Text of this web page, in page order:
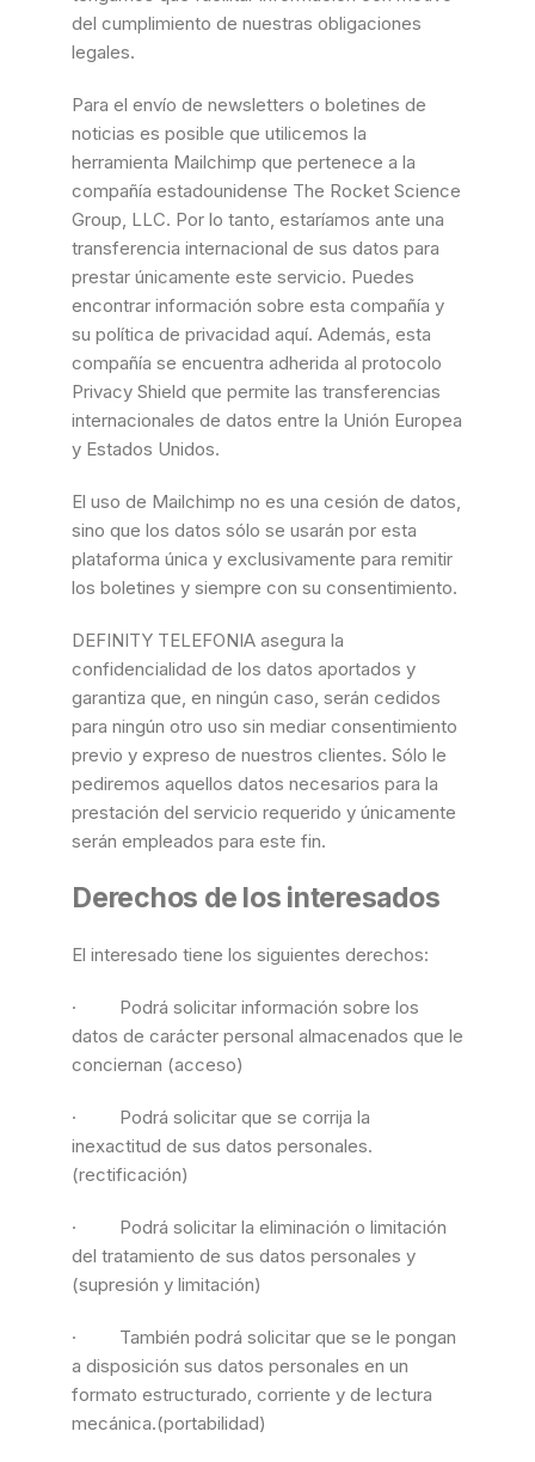
del cumplimiento de nuestras obligaciones
legales.
Para el envío de newsletters o boletines de
noticias es posible que utilicemos la
herramienta Mailchimp que pertenece a la
compañía estadounidense The Rocket Science
Group, LLC. Por lo tanto, estaríamos ante una
transferencia internacional de sus datos para
prestar únicamente este servicio. Puedes
encontrar información sobre esta compañía y
su política de privacidad aquí. Además, esta
compañía se encuentra adherida al protocolo
Privacy Shield que permite las transferencias
internacionales de datos entre la Unión Europea
y Estados Unidos.
El uso de Mailchimp no es una cesión de datos,
sino que los datos sólo se usarán por esta
plataforma única y exclusivamente para remitir
los boletines y siempre con su consentimiento.
DEFINITY TELEFONIA asegura la
confidencialidad de los datos aportados y
garantiza que, en ningún caso, serán cedidos
para ningún otro uso sin mediar consentimiento
previo y expreso de nuestros clientes. Sólo le
pediremos aquellos datos necesarios para la
prestación del servicio requerido y únicamente
serán empleados para este fin.
Derechos de los interesados
El interesado tiene los siguientes derechos:
· Podrá solicitar información sobre los
datos de carácter personal almacenados que le
conciernan (acceso)
· Podrá solicitar que se corrija la
inexactitud de sus datos personales.
(rectificación)
· Podrá solicitar la eliminación o limitación
del tratamiento de sus datos personales y
(supresión y limitación)
· También podrá solicitar que se le pongan
a disposición sus datos personales en un
formato estructurado, corriente y de lectura
mecánica.(portabilidad)